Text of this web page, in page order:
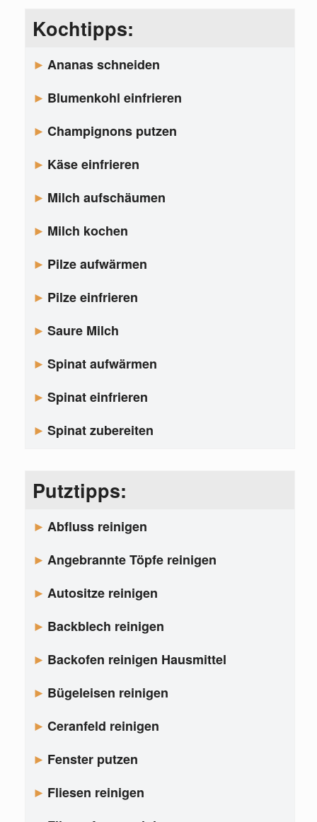
Kochtipps:
Ananas schneiden
Blumenkohl einfrieren
Champignons putzen
Käse einfrieren
Milch aufschäumen
Milch kochen
Pilze aufwärmen
Pilze einfrieren
Saure Milch
Spinat aufwärmen
Spinat einfrieren
Spinat zubereiten
Putztipps:
Abfluss reinigen
Angebrannte Töpfe reinigen
Autositze reinigen
Backblech reinigen
Backofen reinigen Hausmittel
Bügeleisen reinigen
Ceranfeld reinigen
Fenster putzen
Fliesen reinigen